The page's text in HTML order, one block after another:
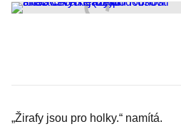
„Žirafy jsou pro holky.“ namítá.